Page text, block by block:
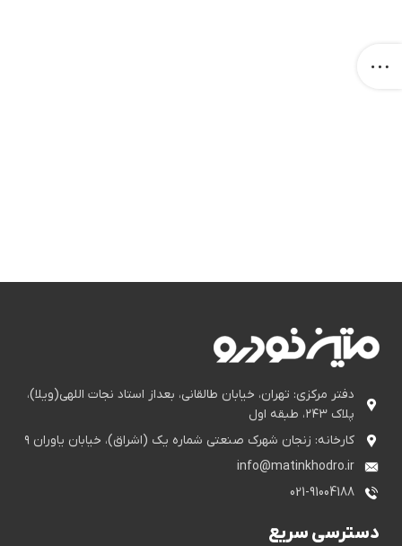
دفتر مرکزی: تهران، خیابان طالقانی، بعداز استاد نجات اللهی(ویلا)،
پلاک ۲۴۳، طبقه اول
کارخانه: زنجان شهرک صنعتی شماره یک (اشراق)، خیابان یاوران ۹
info@matinkhodro.ir
021-91004188
دسترسی سریع